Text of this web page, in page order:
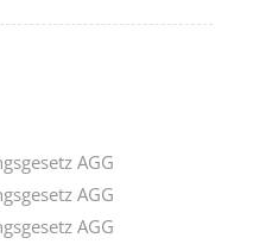
AGG
AGG
AGG